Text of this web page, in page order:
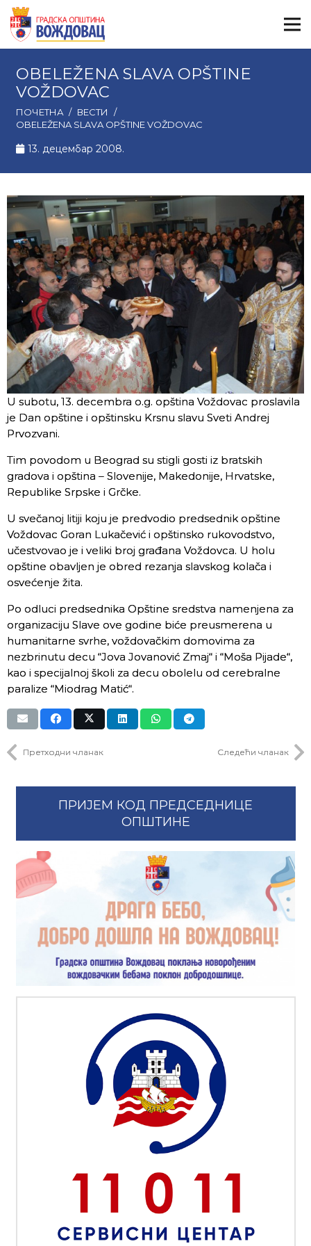
OBELEŽENA SLAVA OPŠTINE
VOŽDOVAC
ПОЧЕТНА / ВЕСТИ
/
OBELEŽENA SLAVA OPŠTINE VOŽDOVAC
13. децембар 2008.
U subotu, 13. decembra o.g. opština Voždovac proslavila
je Dan opštine i opštinsku Krsnu slavu Sveti Andrej
Prvozvani.
Tim povodom u Beograd su stigli gosti iz bratskih
gradova i opština – Slovenije, Makedonije, Hrvatske,
Republike Srpske i Grčke.
U svečanoj litiji koju je predvodio predsednik opštine
Voždovac Goran Lukačević i opštinsko rukovodstvo,
učestvovao je i veliki broj građana Voždovca. U holu
opštine obavljen je obred rezanja slavskog kolača i
osvećenje žita.
Po odluci predsednika Opštine sredstva namenjena za
organizaciju Slave ove godine biće preusmerena u
humanitarne svrhe, voždovačkim domovima za
nezbrinutu decu “Jova Jovanović Zmaj“ i “Moša Pijade“,
kao i specijalnoj školi za decu obolelu od cerebralne
paralize “Miodrag Matić“.
Претходни чланак Следећи чланак
ПРИЈЕМ КОД ПРЕДСЕДНИЦЕ
ОПШТИНЕ